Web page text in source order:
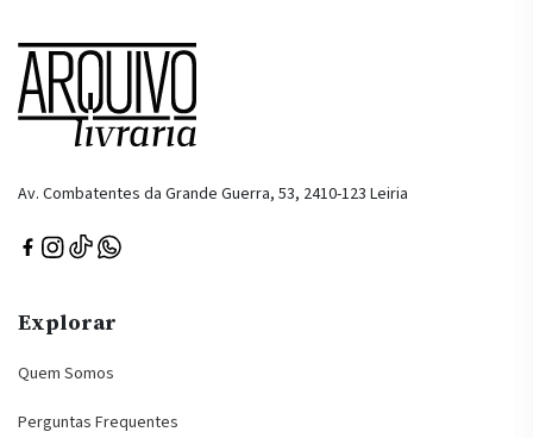
Av. Combatentes da Grande Guerra, 53, 2410-123 Leiria
Explorar
Quem Somos
Perguntas Frequentes